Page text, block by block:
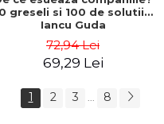
greseli si 100 de solutii -
Iancu Guda
72,94 Lei
69,29 Lei
1 2 3 ... 8